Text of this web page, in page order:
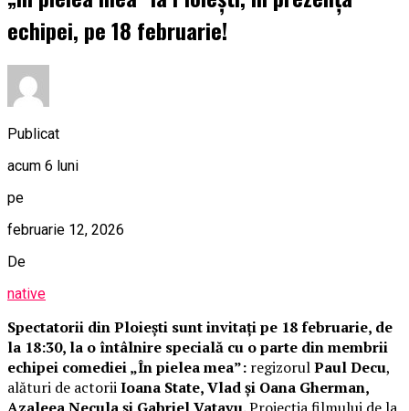
echipei, pe 18 februarie!
Publicat
acum 6 luni
pe
februarie 12, 2026
De
native
Spectatorii din Ploiești sunt invitați pe 18 februarie, de
la 18:30, la o întâlnire specială cu o parte din membrii
echipei comediei „În pielea mea”: regizorulPaul Decu,
alături de actoriiIoana State, Vlad și Oana Gherman,
Azaleea Necula și Gabriel Vatavu.Proiecția filmului de la